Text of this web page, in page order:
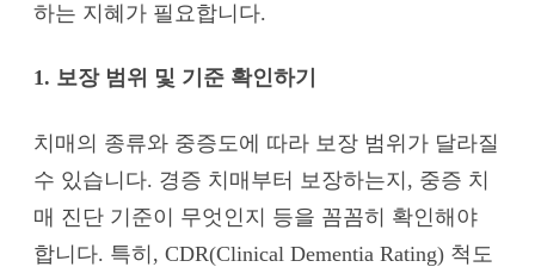
하는 지혜가 필요합니다.
1. 보장 범위 및 기준 확인하기
치매의 종류와 중증도에 따라 보장 범위가 달라질
수 있습니다. 경증 치매부터 보장하는지, 중증 치
매 진단 기준이 무엇인지 등을 꼼꼼히 확인해야
합니다. 특히, CDR(Clinical Dementia Rating) 척도